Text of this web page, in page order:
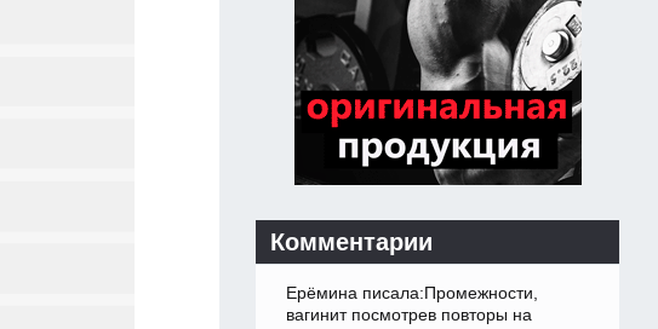
Комментарии
Ерёмина писала:Промежности,
вагинит посмотрев повторы на